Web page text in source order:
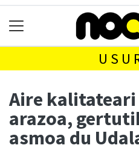
Aire
arazoa,
asmoa du